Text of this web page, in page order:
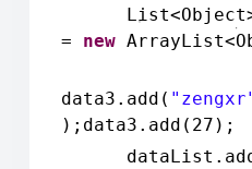
List<Object>
= new
data3.add(
);data3.add(27);